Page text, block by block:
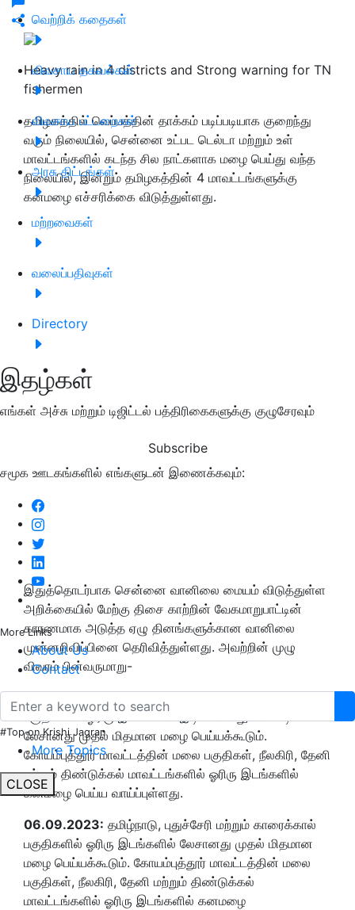
வெற்றிக் கதைகள்
விவசாய தகவல்கள்
விவசாய பட்டறைகள்
அரசு திட்டங்கள்
மற்றவைகள்
வலைப்பதிவுகள்
Directory
இதழ்கள்
எங்கள் அச்சு மற்றும் டிஜிட்டல் பத்திரிகைகளுக்கு குழுசேரவும்
Subscribe
சமூக ஊடகங்களில் எங்களுடன் இணைக்கவும்:
More Links
About Us
Contact
#Top on Krishi Jagran
More Topics
CLOSE
Heavy rain in 4 districts and Strong warning for TN
fishermen
தமிழகத்தில் வெப்பத்தின் தாக்கம் படிப்படியாக குறைந்து
வரும் நிலையில், சென்னை உட்பட டெல்டா மற்றும் உள்
மாவட்டங்களில் கடந்த சில நாட்களாக மழை பெய்து வந்த
நிலையில், இன்றும் தமிழகத்தின் 4 மாவட்டங்களுக்கு
கனமழை எச்சரிக்கை விடுத்துள்ளது.
இதுத்தொடர்பாக சென்னை வானிலை மையம் விடுத்துள்ள
அறிக்கையில் மேற்கு திசை காற்றின் வேகமாறுபாட்டின்
காரணமாக அடுத்த ஏழு தினங்களுக்கான வானிலை
முன்னறிவிப்பினை தெரிவித்துள்ளது. அவற்றின் முழு
விவரம் பின்வருமாறு-
05.09.2023:தமிழ்நாடு, புதுச்சேரி மற்றும் காரைக்கால்
பகுதிகளில் ஓரிரு இடங்களில் இடி மின்னலுடன் கூடிய
லேசானது முதல் மிதமான மழை பெய்யக்கூடும்.
கோயம்புத்தூர் மாவட்டத்தின் மலை பகுதிகள், நீலகிரி, தேனி
மற்றும் திண்டுக்கல் மாவட்டங்களில் ஓரிரு இடங்களில்
கனமழை பெய்ய வாய்ப்புள்ளது.
06.09.2023: தமிழ்நாடு, புதுச்சேரி மற்றும் காரைக்கால்
பகுதிகளில் ஓரிரு இடங்களில் லேசானது முதல் மிதமான
மழை பெய்யக்கூடும். கோயம்புத்தூர் மாவட்டத்தின் மலை
பகுதிகள், நீலகிரி, தேனி மற்றும் திண்டுக்கல்
மாவட்டங்களில் ஓரிரு இடங்களில் கனமழை